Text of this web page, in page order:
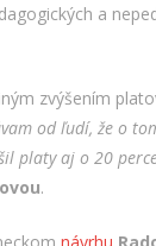
a
zvýšením
od ľudí, že o
platy aj o 20
.